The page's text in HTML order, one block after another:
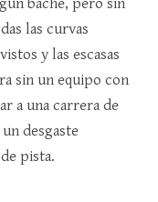
las curvas
y las escasas
sin un equipo con
a una carrera de
desgaste
pista.